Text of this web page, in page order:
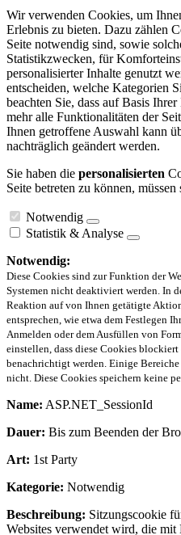
Wir verwenden Cookies, um
Erlebnis zu bieten. Dazu zählen
Seite notwendig sind, sowie
Statistikzwecken, für
personalisierter Inhalte genutzt
entscheiden, welche Kategorien
beachten Sie, dass auf Basis
mehr alle Funktionalitäten der
Ihnen getroffene Auswahl kann
nachträglich geändert werden.
Sie haben die personalisierten
Seite betreten zu können,
Notwendig
Statistik & Analyse
Notwendig:
Diese Cookies sind zur Funktion der
Systemen nicht deaktiviert werden. In
Reaktion auf von Ihnen getätigte
entsprechen, wie etwa dem Festlegen
Anmelden oder dem Ausfüllen von
einstellen, dass diese Cookies
benachrichtigt werden. Einige
nicht. Diese Cookies speichern keine
Name: ASP.NET_SessionId
Dauer: Bis zum Beenden der
Art: 1st Party
Kategorie: Notwendig
Beschreibung: Sitzungscookie
Websites verwendet wird, die